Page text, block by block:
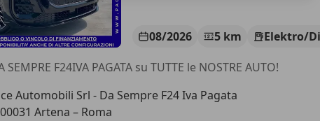
08/2026 5 km Elektro/
SEMPRE F24IVA PAGATA su TUTTE le NOSTRE AUTO!
Automobili Srl - Da Sempre F24 Iva Pagata
Artena – Roma